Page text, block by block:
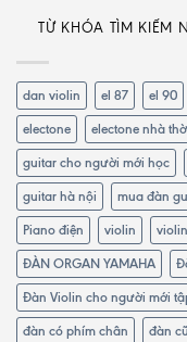
TỪ KHÓA TÌM KIẾM
dan violin el 87 el 90
electone electone nhà thờ
guitar cho người mới học
guitar hà nội mua đàn
Piano điện violin
ĐÀN ORGAN YAMAHA
Đàn Violin cho người mới
đàn có phím chân đàn cũ